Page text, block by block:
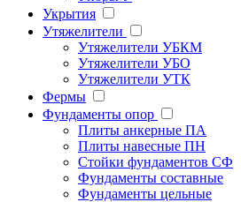
Укрытия
Утяжелители
Утяжелители УБКМ
Утяжелители УБО
Утяжелители УТК
Фермы
Фундаменты опор
Плиты анкерные ПА
Плиты навесные ПН
Стойки фундаментов СФ
Фундаменты составные
Фундаменты цельные